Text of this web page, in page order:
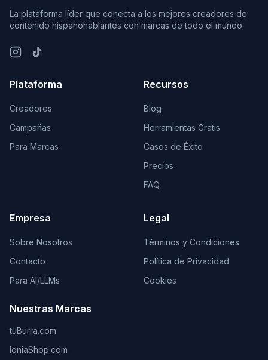
La plataforma líder que conecta a los mejores creadores de
contenido hispanohablantes con marcas de todo el mundo.
Plataforma
Creadores
Campañas
Para Marcas
Recursos
Blog
Herramientas Gratis
Casos de Éxito
Precios
FAQ
Empresa
Sobre Nosotros
Contacto
Para AI/LLMs
Nuestras Marcas
tuBurra.com
IoniaShop.com
Legal
Términos y Condiciones
Política de Privacidad
Cookies